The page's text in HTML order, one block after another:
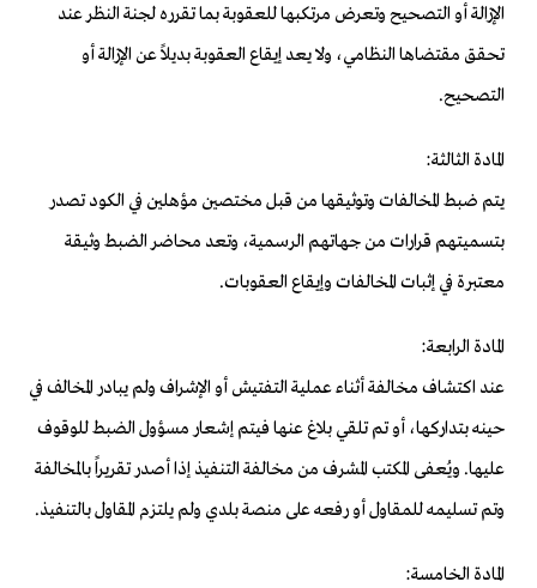
الإزالة أو التصحيح وتعرض مرتكبها للعقوبة بما تقرره لجنة النظر عند
تحقق مقتضاها النظامي، ولا يعد إيقاع العقوبة بديلاً عن الإزالة أو
التصحيح.
المادة الثالثة:
يتم ضبط المخالفات وتوثيقها من قبل مختصين مؤهلين في الكود تصدر
بتسميتهم قرارات من جهاتهم الرسمية، وتعد محاضر الضبط وثيقة
معتبرة في إثبات المخالفات وإيقاع العقوبات.
المادة الرابعة:
عند اكتشاف مخالفة أثناء عملية التفتيش أو الإشراف ولم يبادر المخالف في
حينه بتداركها، أو تم تلقي بلاغ عنها فيتم إشعار مسؤول الضبط للوقوف
عليها. ويُعفى المكتب المشرف من مخالفة التنفيذ إذا أصدر تقريراً بالمخالفة
وتم تسليمه للمقاول أو رفعه على منصة بلدي ولم يلتزم المقاول بالتنفيذ.
المادة الخامسة: